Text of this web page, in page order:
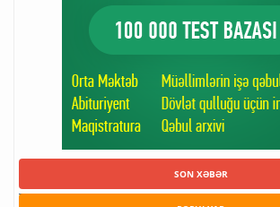
SON XƏBƏR